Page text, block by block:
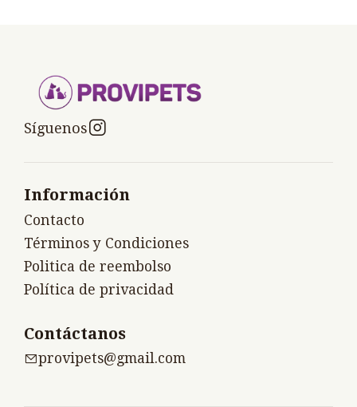
Síguenos
Información
Contacto
Términos y Condiciones
Politica de reembolso
Política de privacidad
Contáctanos
provipets@gmail.com